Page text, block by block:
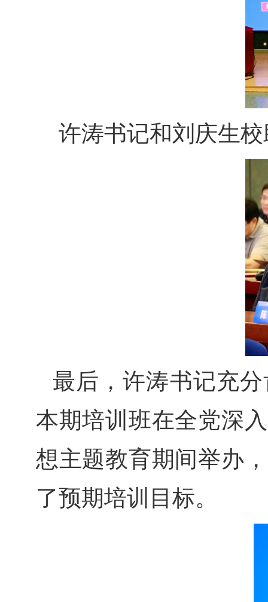
许涛书记和刘庆生
最后，许涛书记充
本期培训班在全党深
想主题教育期间举办
了预期培训目标。